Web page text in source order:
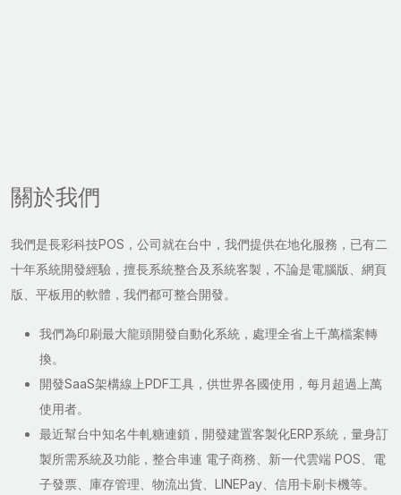
關於我們
我們是長彩科技POS，公司就在台中，我們提供在地化服務，已有二
十年系統開發經驗，擅長系統整合及系統客製，不論是電腦版、網頁
版、平板用的軟體，我們都可整合開發。
我們為印刷最大龍頭開發自動化系統，處理全省上千萬檔案轉
換。
開發SaaS架構線上PDF工具，供世界各國使用，每月超過上萬
使用者。
最近幫台中知名牛軋糖連鎖，開發建置客製化ERP系統，量身訂
製所需系統及功能，整合串連 電子商務、新一代雲端 POS、電
子發票、庫存管理、物流出貨、LINEPay、信用卡刷卡機等。